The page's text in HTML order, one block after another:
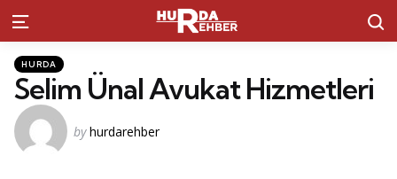
Menu
Kategoriler
Posted
in
HURDA
Selim Ünal Avukat Hizmetleri
Posted
by hurdarehber